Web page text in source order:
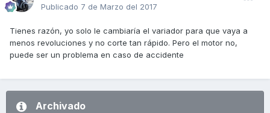
Publicado 7 de Marzo del 2017
Tienes razón, yo solo le cambiaría el variador para que vaya a
menos revoluciones y no corte tan rápido. Pero el motor no,
puede ser un problema en caso de accidente
Archivado